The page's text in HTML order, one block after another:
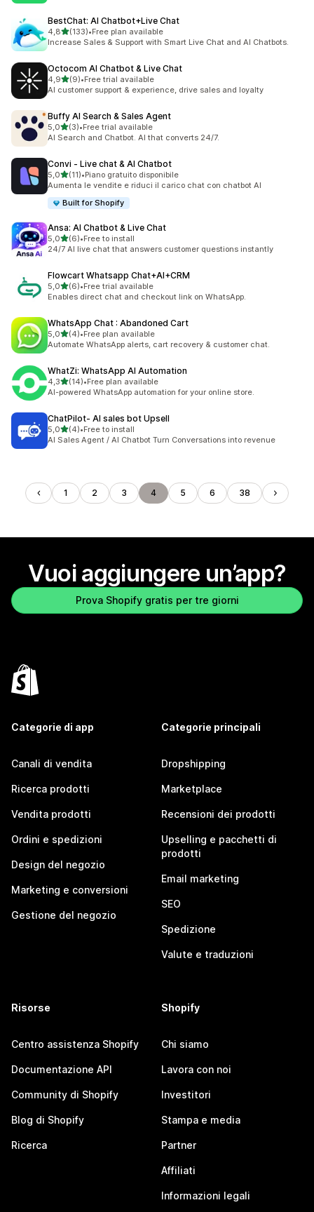
BestChat: AI Chatbot+Live Chat
4,8stelle su 5
(133)
133 recensioni totali
•Free plan available
Increase Sales & Support with Smart Live Chat and AI Chatbots.
Octocom AI Chatbot & Live Chat
4,9stelle su 5
(9)
9 recensioni totali
•Free trial available
AI customer support & experience, drive sales and loyalty
Buffy AI Search & Sales Agent
5,0stelle su 5
(3)
3 recensioni totali
•Free trial available
AI Search and Chatbot. AI that converts 24/7.
Convi ‑ Live chat & AI Chatbot
5,0stelle su 5
(11)
11 recensioni totali
•Piano gratuito disponibile
Aumenta le vendite e riduci il carico chat con chatbot AI
Built for Shopify
Ansa: AI Chatbot & Live Chat
5,0stelle su 5
(6)
6 recensioni totali
•Free to install
24/7 AI live chat that answers customer questions instantly
Flowcart Whatsapp Chat+AI+CRM
5,0stelle su 5
(6)
6 recensioni totali
•Free trial available
Enables direct chat and checkout link on WhatsApp.
WhatsApp Chat : Abandoned Cart
5,0stelle su 5
(4)
4 recensioni totali
•Free plan available
Automate WhatsApp alerts, cart recovery & customer chat.
WhatZi: WhatsApp AI Automation
4,3stelle su 5
(14)
14 recensioni totali
•Free plan available
AI-powered WhatsApp automation for your online store.
ChatPilot‑ AI sales bot Upsell
5,0stelle su 5
(4)
4 recensioni totali
•Free to install
AI Sales Agent / AI Chatbot Turn Conversations into revenue
1 2 3 4 5 6 38
Vuoi aggiungere un’app?
Prova Shopify gratis per tre giorni
Categorie di app
Canali di vendita
Ricerca prodotti
Vendita prodotti
Ordini e spedizioni
Design del negozio
Marketing e conversioni
Gestione del negozio
Categorie principali
Dropshipping
Marketplace
Recensioni dei prodotti
Upselling e pacchetti di
prodotti
Email marketing
SEO
Spedizione
Valute e traduzioni
Risorse
Centro assistenza Shopify
Documentazione API
Community di Shopify
Blog di Shopify
Ricerca
Shopify
Chi siamo
Lavora con noi
Investitori
Stampa e media
Partner
Affiliati
Informazioni legali